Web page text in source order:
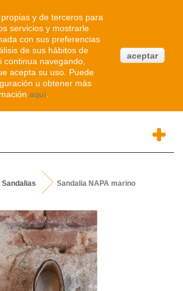
Atendemos WhatsApp
91 214 1542
Sandalias Sandalia NAPA marino
y de terceros para
servicios y mostrarle
con sus preferencias
de sus hábitos de
continua navegando,
acepta su uso. Puede
u obtener más
aquí.
aceptar